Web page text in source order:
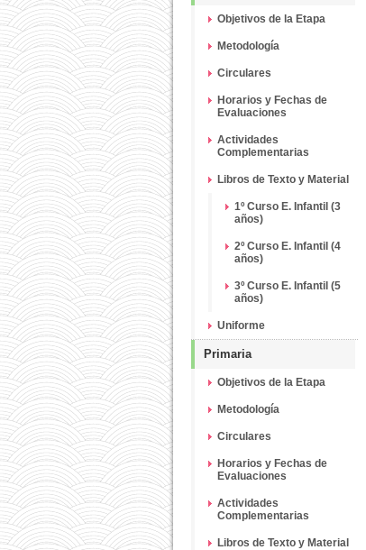
Objetivos de la Etapa
Metodología
Circulares
Horarios y Fechas de
Evaluaciones
Actividades
Complementarias
Libros de Texto y Material
1º Curso E. Infantil (3
años)
2º Curso E. Infantil (4
años)
3º Curso E. Infantil (5
años)
Uniforme
Primaria
Objetivos de la Etapa
Metodología
Circulares
Horarios y Fechas de
Evaluaciones
Actividades
Complementarias
Libros de Texto y Material